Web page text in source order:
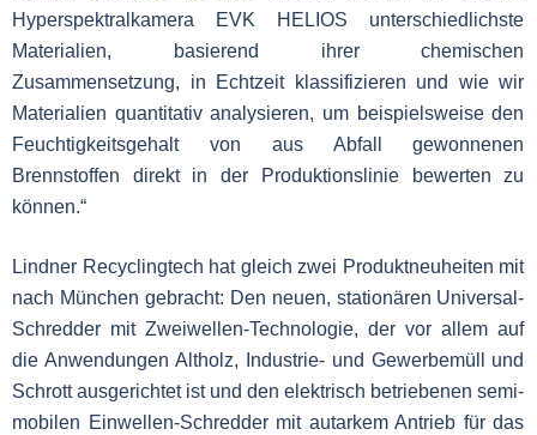
Hyperspektralkamera EVK HELIOS unterschiedlichste
Materialien, basierend ihrer chemischen
Zusammensetzung, in Echtzeit klassifizieren und wie wir
Materialien quantitativ analysieren, um beispielsweise den
Feuchtigkeitsgehalt von aus Abfall gewonnenen
Brennstoffen direkt in der Produktionslinie bewerten zu
können.“
Lindner Recyclingtech hat gleich zwei Produktneuheiten mit
nach München gebracht: Den neuen, stationären Universal-
Schredder mit Zweiwellen-Technologie, der vor allem auf
die Anwendungen Altholz, Industrie- und Gewerbemüll und
Schrott ausgerichtet ist und den elektrisch betriebenen semi-
mobilen Einwellen-Schredder mit autarkem Antrieb für das